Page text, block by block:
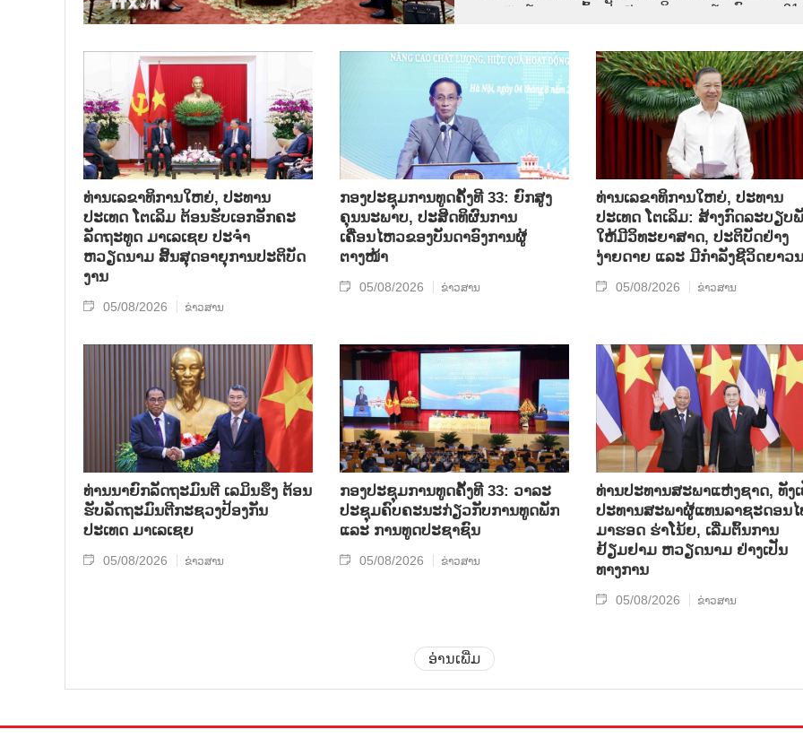
ແລະ ຫວຽດນາມ ເຂົ້າເປັນສະມາຊິກ ອາຊຽນ ຄົບຮອບ 31
ທ່ານເລຂາທິການໃຫຍ່, ປະທານ
ປະເທດ ໂຕເລິມ ຕ້ອນຮັບເອກອັກຄະ
ລັດຖະທູດ ມາເລເຊຍ ປະຈຳ
ຫວຽດນາມ ສິ້ນສຸດອາຍຸການປະຕິບັດ
ງານ
05/08/2026 ຂ່າວສານ
ກອງປະຊຸມການທູດຄັ້ງທີ 33: ຍົກສູງ
ຄຸນນະພາບ, ປະສິດທິຜົນການ
ເຄື່ອນໄຫວຂອງບັນດາອົງການຜູ້
ຕາງໜ້າ
05/08/2026 ຂ່າວສານ
ທ່ານເລຂາທິການໃຫຍ່, ປະທານ
ປະເທດ ໂຕເລິມ: ສ້າງກົດລະບຽບ
ໃຫ້ມີວິທະຍາສາດ, ປະຕິບັດຢ່າງ
ງ່າຍດາຍ ແລະ ມີກຳລັງຊີວິດຍາວ
05/08/2026 ຂ່າວສານ
ທ່ານນາຍົກລັດຖະມົນຕີ ເລມິນຮຶງ ຕ້ອນ
ຮັບລັດຖະມົນຕີກະຊວງປ້ອງກັນ
ປະເທດ ມາເລເຊຍ
05/08/2026 ຂ່າວສານ
ກອງປະຊຸມການທູດຄັ້ງທີ 33: ວາລະ
ປະຊຸມຄົບຄະນະກ່ຽວກັບການທູດພັກ
ແລະ ການທູດປະຊາຊົນ
05/08/2026 ຂ່າວສານ
ທ່ານປະທານສະພາແຫ່ງຊາດ, ທັງ
ປະທານສະພາຜູ້ແທນລາຊະດອນໄ
ມາຮອດ ຮ່າໂນ້ຍ, ເລີ່ມຕົ້ນການ
ຢ້ຽມຢາມ ຫວຽດນາມ ຢ່າງເປັນ
ທາງການ
05/08/2026 ຂ່າວສານ
ອ່ານເພີ່ມ